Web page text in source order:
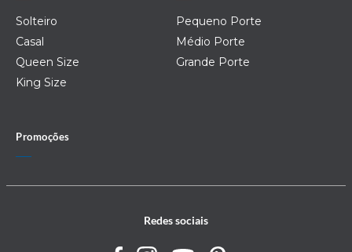
Solteiro
Casal
Queen Size
King Size
Pequeno Porte
Médio Porte
Grande Porte
Promoções
Redes sociais